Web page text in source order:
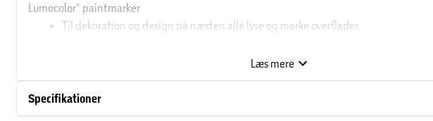
Lumocolor® paintmarker
Til dekoration og design på næsten alle lyse og mørke overflader.
Smudsafvisende og vandtætte egenskaber
Kan anvendes til mærkning og skrivning på stort set alle overflader, så som
glas, keramik, træ, sten etc.
Læs mere
Specifikationer